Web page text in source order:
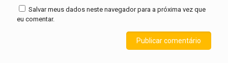
Salvar meus dados neste navegador para a próxima vez que
eu comentar.